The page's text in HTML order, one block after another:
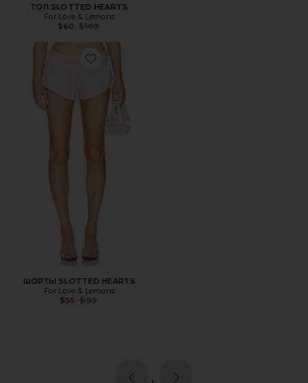
ТОП SLOTTED HEARTS
For Love & Lemons
$60 Previous price:
$169
Favorite ШОРТЫ SLOTTED HEARTS
ШОРТЫ SLOTTED HEARTS
For Love & Lemons
$55
Previous price:
$99